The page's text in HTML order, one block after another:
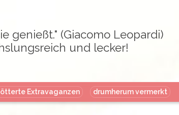
genießt." (Giacomo Leopardi)
und lecker!
Extravaganzen drumherum vermerkt